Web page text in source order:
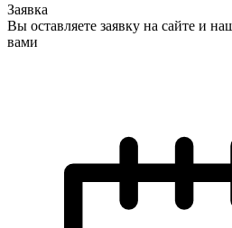
Заявка
Вы оставляете заявку на сайте и
вами